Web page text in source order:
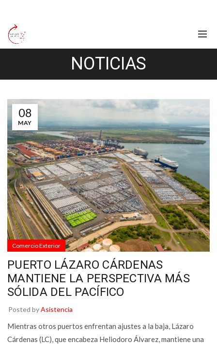
NOTICIAS
08
MAY
Comercio Exterior
PUERTO LÁZARO CÁRDENAS
MANTIENE LA PERSPECTIVA MÁS
SÓLIDA DEL PACÍFICO
Posted byAsistencia
Mientras otros puertos enfrentan ajustes a la baja, Lázaro
Cárdenas (LC), que encabeza Heliodoro Álvarez, mantiene una